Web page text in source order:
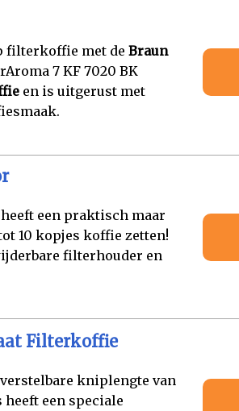
filterkoffie met de Braun
7 KF 7020 BK
en is uitgerust met
een praktisch maar
10 kopjes koffie zetten!
filterhouder en
Filterkoffie
kniplengte van
een speciale